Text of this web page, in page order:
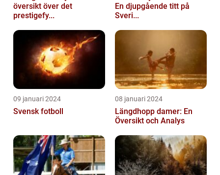
översikt över det
prestigefy...
En djupgående titt på
Sveri...
09 januari 2024
Svensk fotboll
08 januari 2024
Längdhopp damer: En
Översikt och Analys